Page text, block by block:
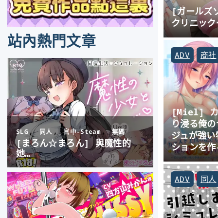
[ガールズ
クリニッ
ADV 商社
[Miel] カ
り浸る俺
ジュが強
ションを
ADV 同人
站內熱門文章